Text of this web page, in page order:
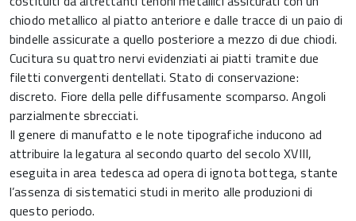
chiodo metallico al piatto anteriore e dalle tracce di un paio di
bindelle assicurate a quello posteriore a mezzo di due chiodi.
Cucitura su quattro nervi evidenziati ai piatti tramite due
filetti convergenti dentellati. Stato di conservazione:
discreto. Fiore della pelle diffusamente scomparso. Angoli
parzialmente sbrecciati.
Il genere di manufatto e le note tipografiche inducono ad
attribuire la legatura al secondo quarto del secolo XVIII,
eseguita in area tedesca ad opera di ignota bottega, stante
l’assenza di sistematici studi in merito alle produzioni di
questo periodo.